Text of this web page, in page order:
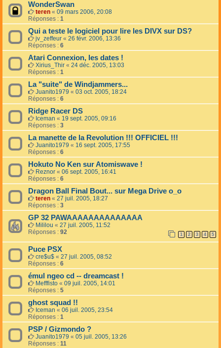
WonderSwan
teren « 09 mars 2006, 20:08
Réponses : 1
Qui a teste le logiciel pour lire les DIVX sur DS?
jv_zeffeur « 26 févr. 2006, 13:36
Réponses : 6
Atari Connexion, les dates !
Xirius_Thir « 24 déc. 2005, 13:03
Réponses : 1
La "suite" de Windjammers...
Juanito1979 « 03 oct. 2005, 18:24
Réponses : 6
Ridge Racer DS
Iceman « 19 sept. 2005, 09:16
Réponses : 3
La manette de la Revolution !!! OFFICIEL !!!
Juanito1979 « 16 sept. 2005, 17:55
Réponses : 6
Hokuto No Ken sur Atomiswave !
Reznor « 06 sept. 2005, 16:41
Réponses : 6
Dragon Ball Final Bout... sur Mega Drive o_o
teren « 27 juil. 2005, 18:27
Réponses : 3
GP 32 PAWAAAAAAAAAAAAAA
Mililou « 27 juil. 2005, 11:52
Réponses : 92 1 2 3 4 5
Puce PSX
cre$u$ « 27 juil. 2005, 08:52
Réponses : 6
émul ngeo cd -- dreamcast !
Mefffisto « 09 juil. 2005, 14:01
Réponses : 5
ghost squad !!
Iceman « 06 juil. 2005, 23:54
Réponses : 1
PSP / Gizmondo ?
Juanito1979 « 05 juil. 2005, 13:26
Réponses : 11